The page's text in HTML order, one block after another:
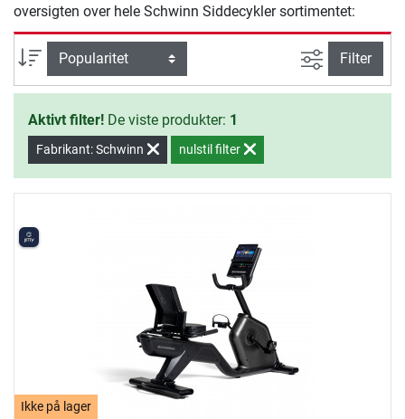
oversigten over hele Schwinn Siddecykler sortimentet:
sortering Avanceret
Filter
Aktivt filter! De viste produkter: 1
Fabrikant: Schwinn nulstil filter
Ikke på lager